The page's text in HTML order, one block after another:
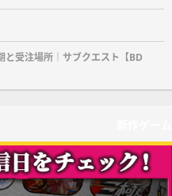
受注場所｜サブクエスト【BD